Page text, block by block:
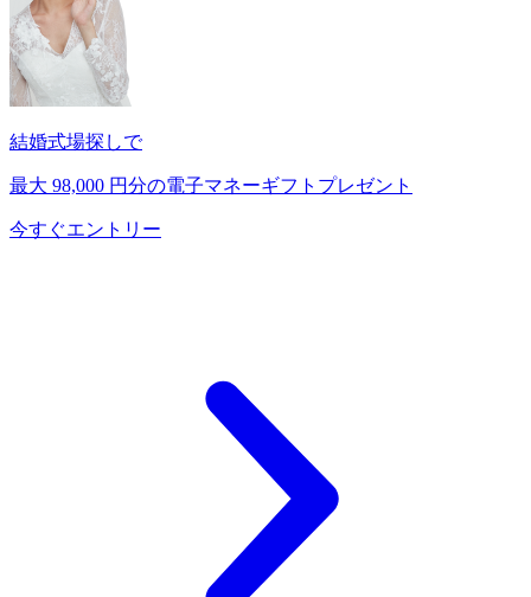
結婚式場探しで
最大 98,000 円分の電子マネーギフトプレゼント
今すぐエントリー